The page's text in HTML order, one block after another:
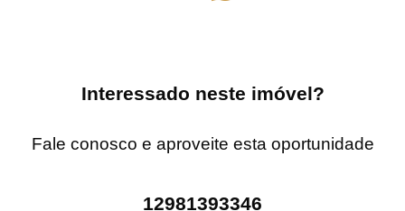
Interessado neste imóvel?
Fale conosco e aproveite esta oportunidade
12981393346